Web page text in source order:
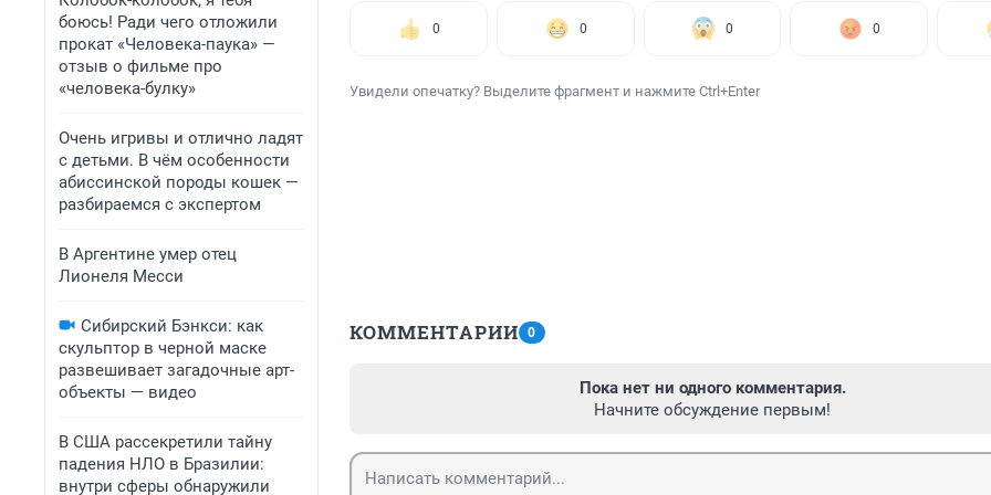
боюсь! Ради чего отложили
прокат «Человека-паука» —
отзыв о фильме про
«человека-булку»
Очень игривы и отлично ладят
с детьми. В чём особенности
абиссинской породы кошек —
разбираемся с экспертом
В Аргентине умер отец
Лионеля Месси
Сибирский Бэнкси: как
скульптор в черной маске
развешивает загадочные арт-
объекты — видео
В США рассекретили тайну
падения НЛО в Бразилии:
внутри сферы обнаружили
0 0 0 0
Увидели опечатку? Выделите фрагмент и нажмите Ctrl+Enter
КОММЕНТАРИИ 0
Пока нет ни одного комментария.
Начните обсуждение первым!